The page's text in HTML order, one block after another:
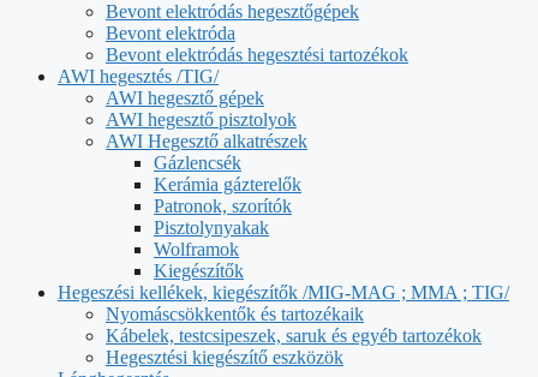
Bevont elektródás hegesztőgépek
Bevont elektróda
Bevont elektródás hegesztési tartozékok
AWI hegesztés /TIG/
AWI hegesztő gépek
AWI hegesztő pisztolyok
AWI Hegesztő alkatrészek
Gázlencsék
Kerámia gázterelők
Patronok, szorítók
Pisztolynyakak
Wolframok
Kiegészítők
Hegeszési kellékek, kiegészítők /MIG-MAG ; MMA ; TIG/
Nyomáscsökkentők és tartozékaik
Kábelek, testcsipeszek, saruk és egyéb tartozékok
Hegesztési kiegészítő eszközök